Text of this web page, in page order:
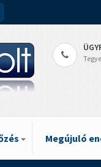
Megújuló